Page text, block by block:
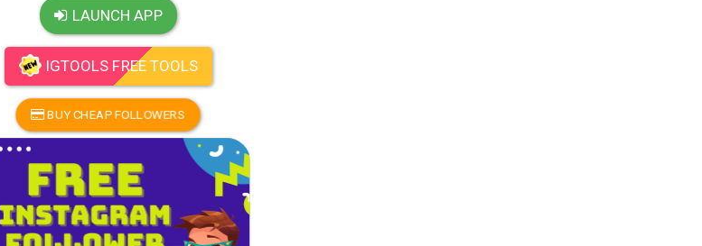
LAUNCH APP
IGTOOLS FREE TOOLS
BUY CHEAP FOLLOWERS